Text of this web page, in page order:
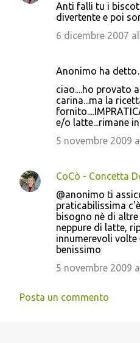
Anti falli tu i
divertente e poi
6 dicembre 2007
Anonimo ha
ciao....ho provato
carina...ma la
e/o latte...rimane
5 novembre 2009
CoCò - Concetta
@anonimo ti
praticabilissima
bisogno nè di
neppure di latte,
innumerevoli volte
benissimo
5 novembre 2009
Posta un commento